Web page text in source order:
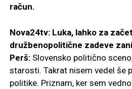
račun.
Nova24tv: Luka, lahko za
družbenopolitične zadeve
Perš: Slovensko politično
starosti. Takrat nisem vedel še
politike. Priznam, ker sem